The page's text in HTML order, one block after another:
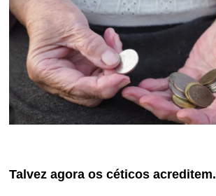
Talvez agora os céticos acreditem.